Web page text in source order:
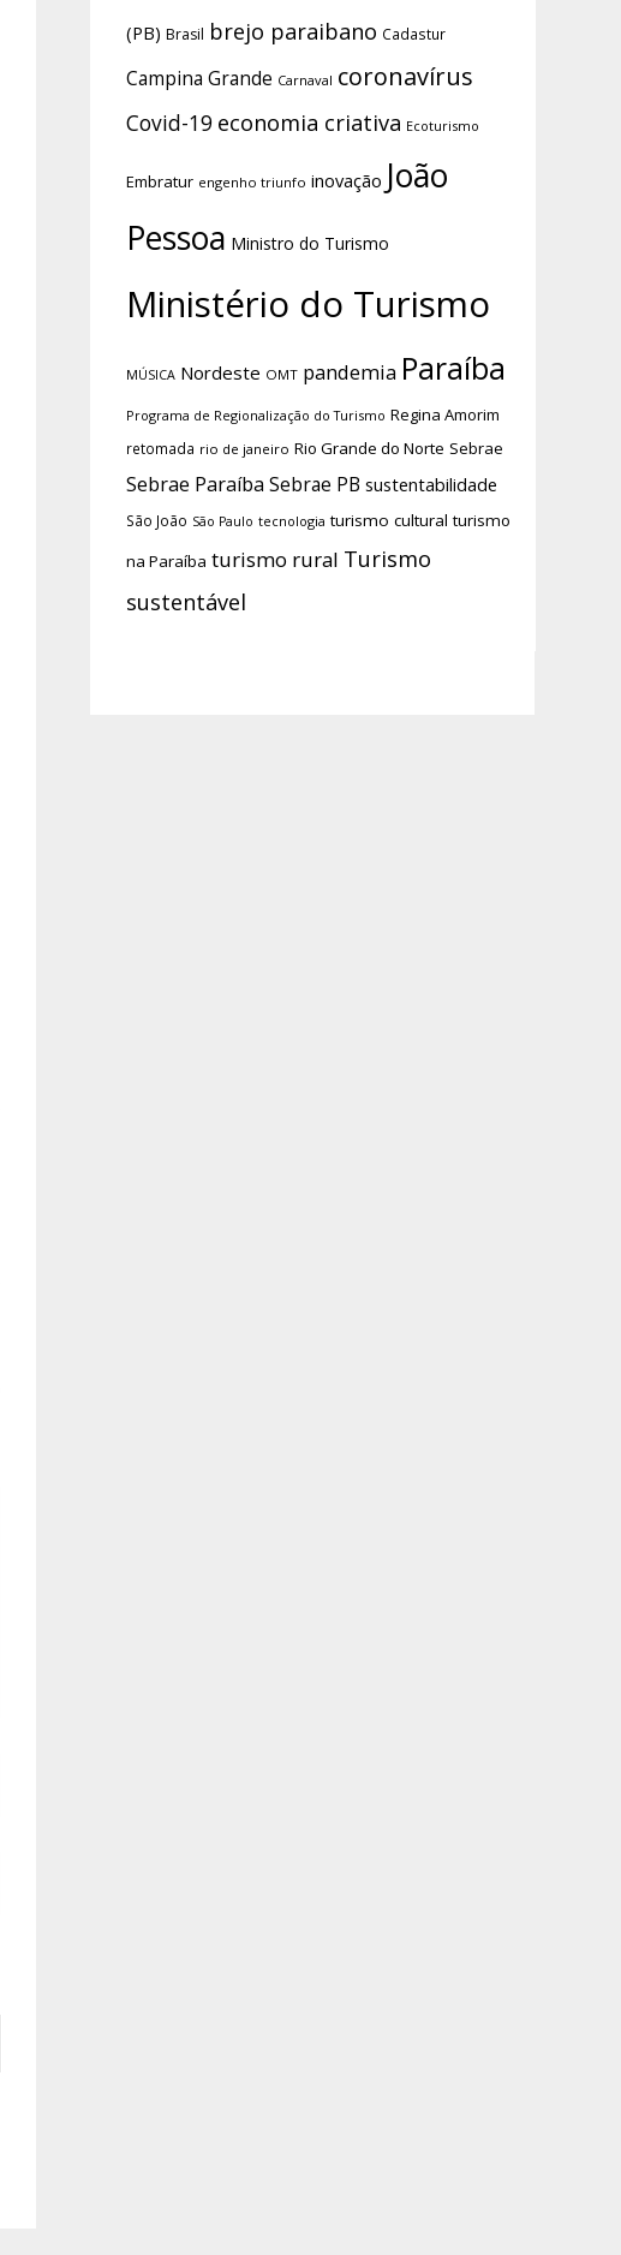
(PB) Brasil brejo paraibano Cadastur
Campina Grande Carnaval coronavírus
Covid-19 economia criativa Ecoturismo
Embratur engenho triunfo inovação João
Pessoa Ministro do Turismo
Ministério do Turismo
MÚSICA Nordeste OMT pandemia Paraíba
Programa de Regionalização do Turismo Regina Amorim
retomada rio de janeiro Rio Grande do Norte Sebrae
Sebrae Paraíba Sebrae PB sustentabilidade
São João São Paulo tecnologia turismo cultural turismo
na Paraíba turismo rural Turismo
sustentável